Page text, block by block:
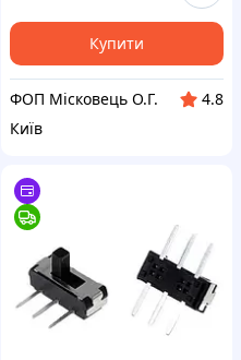
Купити
ФОП Місковець О.Г.
4.8
Київ